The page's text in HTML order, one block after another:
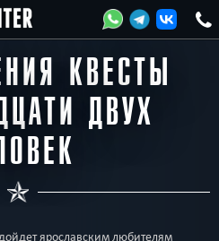
КВЕСТЫ
ДВУХ
ярославским любителям